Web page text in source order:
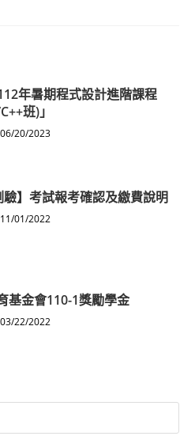
年暑期程式設計進階課程
班)」
06/20/2023
驗】考試報考確認及繳費說明
11/01/2022
基金會110-1獎勵學金
03/22/2022